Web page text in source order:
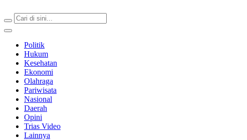
Berita Terkini & Terpercaya
Politik
Hukum
Kesehatan
Ekonomi
Olahraga
Pariwisata
Nasional
Daerah
Opini
Trias Video
Lainnya